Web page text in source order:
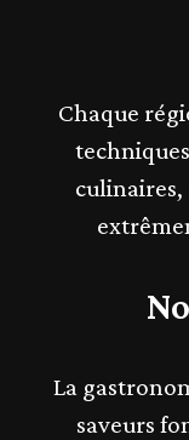
Chaque
La
saveurs